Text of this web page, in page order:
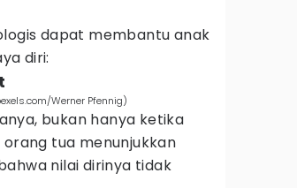
dapat membantu anak
diri:
Werner Pfennig)
bukan hanya ketika
tua menunjukkan
nilai dirinya tidak